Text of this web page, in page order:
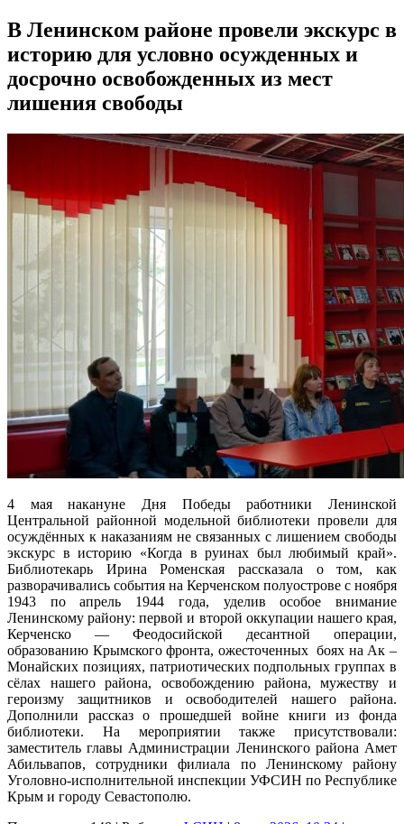
В Ленинском районе провели экскурс в
историю для условно осужденных и
досрочно освобожденных из мест
лишения свободы
4 мая накануне Дня Победы работники Ленинской
Центральной районной модельной библиотеки провели для
осуждённых к наказаниям не связанных с лишением свободы
экскурс в историю «Когда в руинах был любимый край».
Библиотекарь Ирина Роменская рассказала о том, как
разворачивались события на Керченском полуострове с ноября
1943 по апрель 1944 года, уделив особое внимание
Ленинскому району: первой и второй оккупации нашего края,
Керченско — Феодосийской десантной операции,
образованию Крымского фронта, ожесточенных боях на Ак –
Монайских позициях, патриотических подпольных группах в
сёлах нашего района, освобождению района, мужеству и
героизму защитников и освободителей нашего района.
Дополнили рассказ о прошедшей войне книги из фонда
библиотеки. На мероприятии также присутствовали:
заместитель главы Администрации Ленинского района Амет
Абильвапов, сотрудники филиала по Ленинскому району
Уголовно-исполнительной инспекции УФСИН по Республике
Крым и городу Севастополю.